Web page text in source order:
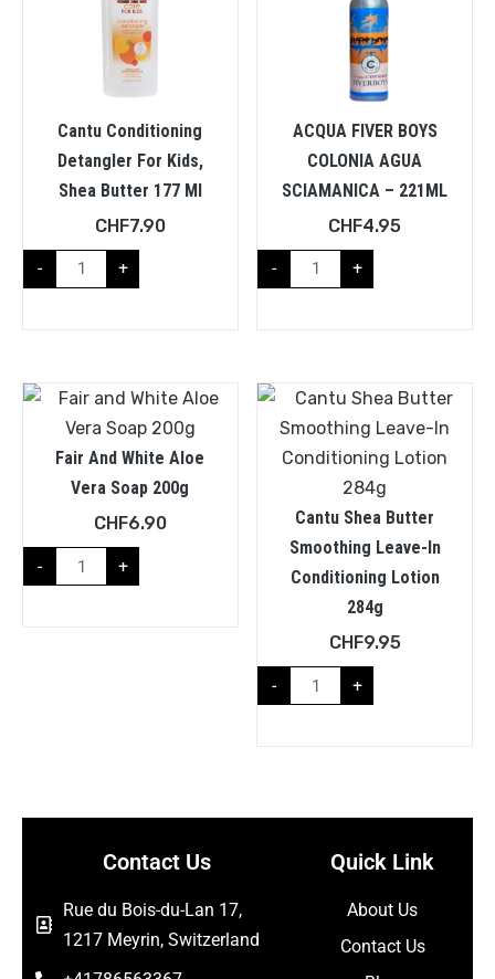
Cantu Conditioning
Detangler For Kids,
Shea Butter 177 Ml
CHF7.90
- +
ACQUA FIVER BOYS
COLONIA AGUA
SCIAMANICA – 221ML
CHF4.95
- +
Fair And White Aloe
Vera Soap 200g
CHF6.90
- +
Cantu Shea Butter
Smoothing Leave-In
Conditioning Lotion
284g
CHF9.95
- +
Contact Us
Rue du Bois-du-Lan 17,
1217 Meyrin, Switzerland
Quick Link
About Us
Contact Us